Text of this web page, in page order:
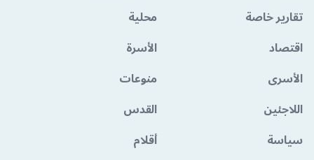
تقارير خاصة
محلية
اقتصاد
الأسرة
الأسرى
منوعات
اللاجئين
القدس
سياسة
أقلام